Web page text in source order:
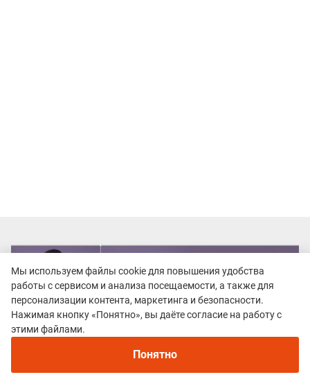
Мы используем файлы cookie для повышения удобства
работы с сервисом и анализа посещаемости, а также для
персонализации контента, маркетинга и безопасности.
Нажимая кнопку «Понятно», вы даёте согласие на работу с
этими файлами.
Понятно